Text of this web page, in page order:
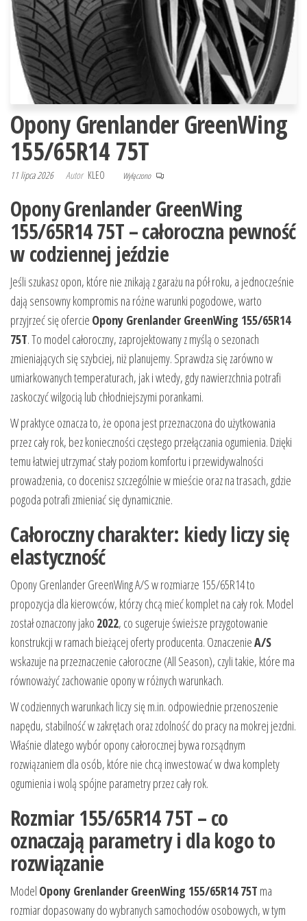
Opony Grenlander GreenWing
155/65R14 75T
11 lipca 2026 Autor KLEO Wyłączono
Opony Grenlander GreenWing
155/65R14 75T – całoroczna pewność
w codziennej jeździe
Jeśli szukasz opon, które nie znikają z garażu na pół roku, a jednocześnie
dają sensowny kompromis na różne warunki pogodowe, warto
przyjrzeć się ofercie Opony Grenlander GreenWing 155/65R14
75T. To model całoroczny, zaprojektowany z myślą o sezonach
zmieniających się szybciej, niż planujemy. Sprawdza się zarówno w
umiarkowanych temperaturach, jak i wtedy, gdy nawierzchnia potrafi
zaskoczyć wilgocią lub chłodniejszymi porankami.
W praktyce oznacza to, że opona jest przeznaczona do użytkowania
przez cały rok, bez konieczności częstego przełączania ogumienia. Dzięki
temu łatwiej utrzymać stały poziom komfortu i przewidywalności
prowadzenia, co docenisz szczególnie w mieście oraz na trasach, gdzie
pogoda potrafi zmieniać się dynamicznie.
Całoroczny charakter: kiedy liczy się
elastyczność
Opony Grenlander GreenWing A/S w rozmiarze 155/65R14 to
propozycja dla kierowców, którzy chcą mieć komplet na cały rok. Model
został oznaczony jako 2022, co sugeruje świeższe przygotowanie
konstrukcji w ramach bieżącej oferty producenta. OznaczenieA/S
wskazuje na przeznaczenie całoroczne (All Season), czyli takie, które ma
równoważyć zachowanie opony w różnych warunkach.
W codziennych warunkach liczy się m.in. odpowiednie przenoszenie
napędu, stabilność w zakrętach oraz zdolność do pracy na mokrej jezdni.
Właśnie dlatego wybór opony całorocznej bywa rozsądnym
rozwiązaniem dla osób, które nie chcą inwestować w dwa komplety
ogumienia i wolą spójne parametry przez cały rok.
Rozmiar 155/65R14 75T – co
oznaczają parametry i dla kogo to
rozwiązanie
Model Opony Grenlander GreenWing 155/65R14 75T ma
rozmiar dopasowany do wybranych samochodów osobowych, w tym